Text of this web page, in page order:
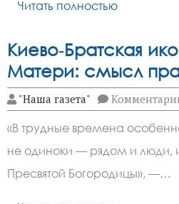
Читать полностью
Киево‑Братская
Матери: смысл
"Наша газета"
«В трудные времена
не одиноки — рядом и люди,
Пресвятой Богородицы», —…